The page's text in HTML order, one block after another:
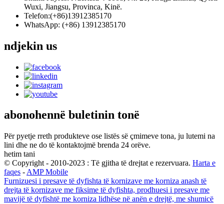
Wuxi, Jiangsu, Provinca, Kinë.
Telefon:(+86)13912385170
WhatsApp: (+86) 13912385170
ndjekin us
abonohennë buletinin tonë
Për pyetje rreth produkteve ose listës së çmimeve tona, ju lutemi na
lini dhe ne do të kontaktojmë brenda 24 orëve.
hetim tani
© Copyright - 2010-2023 : Të gjitha të drejtat e rezervuara. Harta e
faqes - AMP Mobile
Furnizuesi i presave të dyfishta të kornizave me korniza anash të
drejta të kornizave me fiksime të dyfishta, prodhuesi i presave me
mavijë të dyfishtë me korniza lidhëse në anën e drejtë, me shumicë